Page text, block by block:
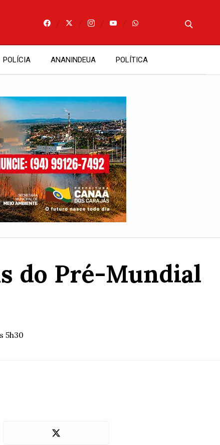
POLÍCIA ANANINDEUA POLÍTICA
do Pré-Mundial
5h30